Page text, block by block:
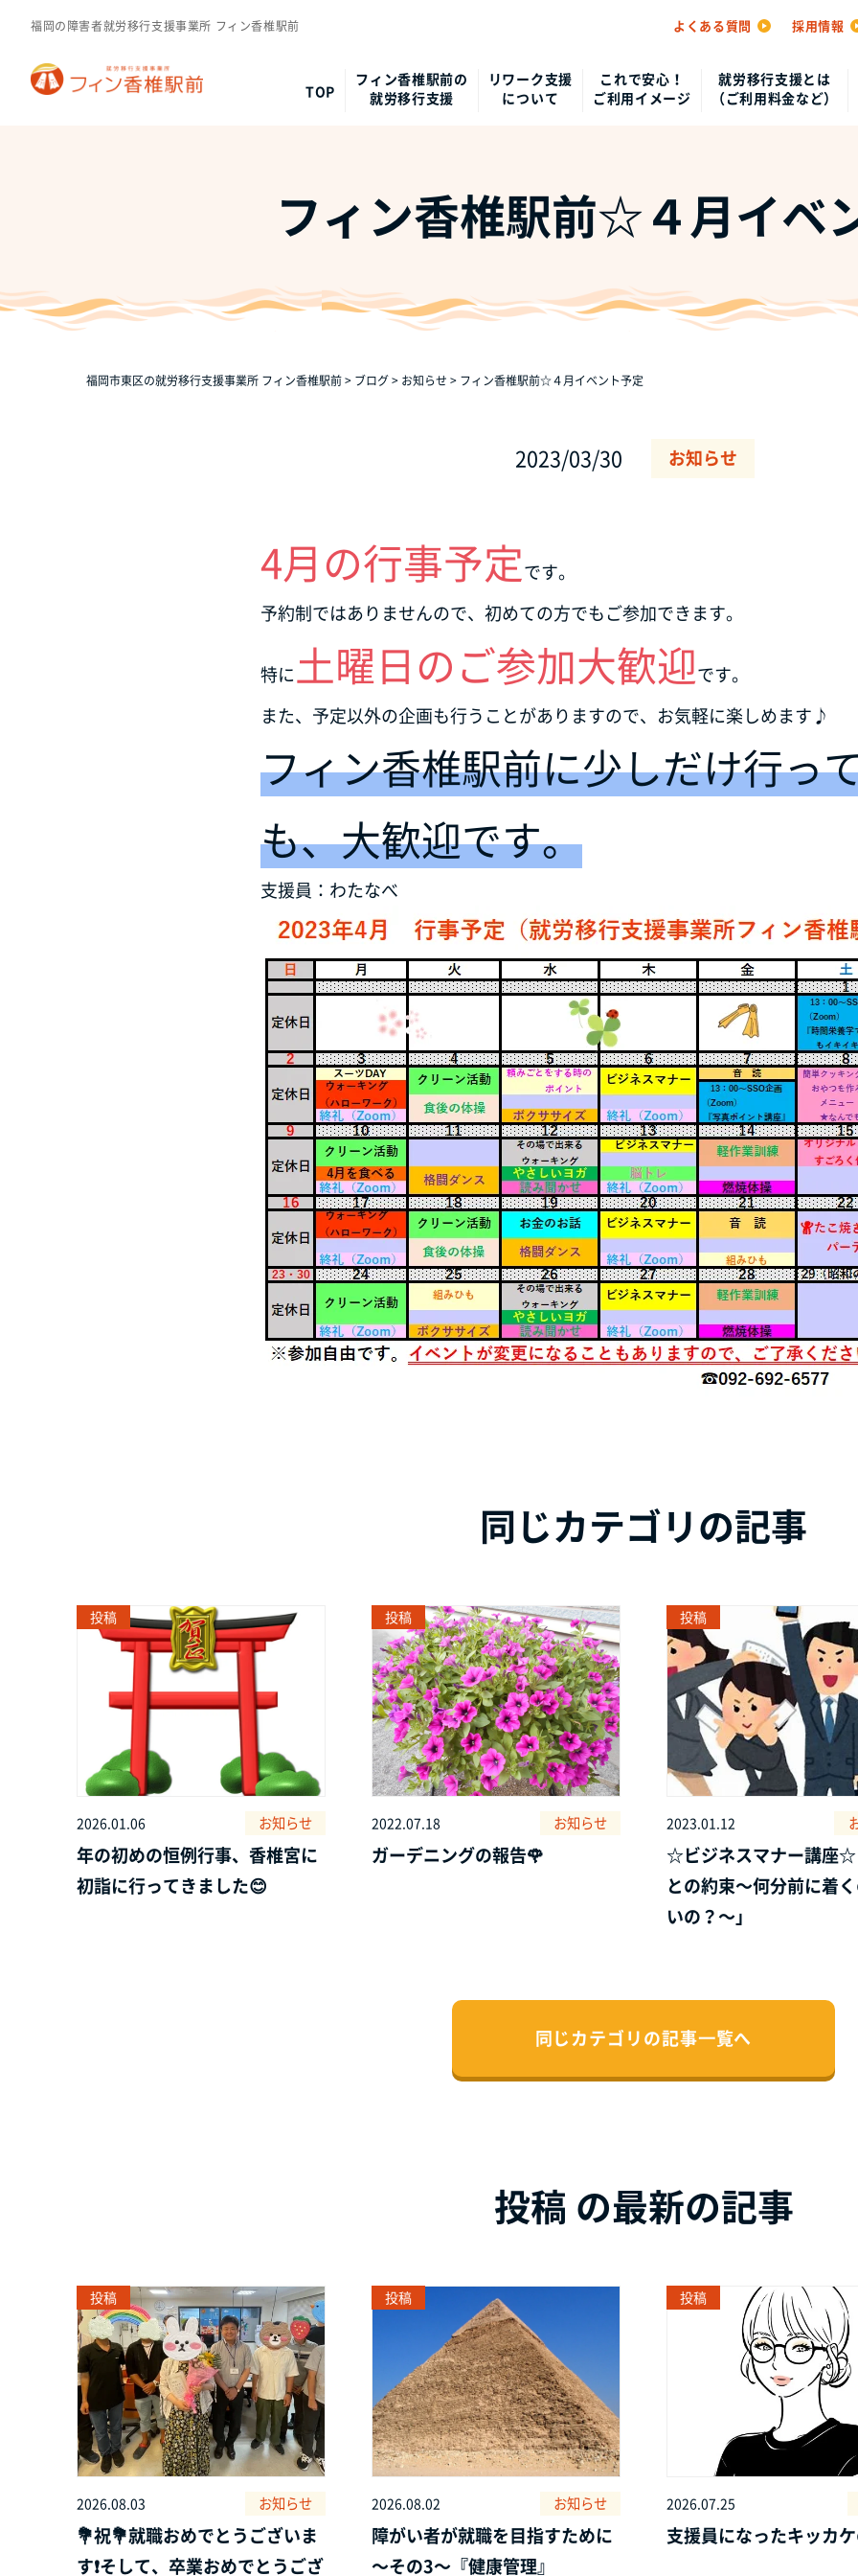
福岡の障害者就労移行支援事業所 フィン香椎駅前 よくある質問 採用情報
TOP
フィン香椎駅前の
就労移行支援
リワーク支援
について
これで安心！
ご利用イメージ
就労移行支援とは
（ご利用料金など）
フィン香椎駅前☆４月イベ
福岡市東区の就労移行支援事業所 フィン香椎駅前> ブログ> お知らせ > フィン香椎駅前☆４月イベント予定
2023/03/30 お知らせ
4月の行事予定です。
予約制ではありませんので、初めての方でもご参加できます。
特に土曜日のご参加大歓迎です。
また、予定以外の企画も行うことがありますので、お気軽に楽しめます♪
フィン香椎駅前に少しだけ行っ
も、大歓迎です。
支援員：わたなべ
同じカテゴリの記事
投稿
2026.01.06 お知らせ
年の初めの恒例行事、香椎宮に
初詣に行ってきました😊
投稿
2022.07.18 お知らせ
ガーデニングの報告🌹
投稿
2023.01.12
☆ビジネスマナー講座☆
との約束～何分前に着
いの？～」
同じカテゴリの記事⼀覧へ
投稿 の最新の記事
投稿
2026.08.03 お知らせ
💐祝💐就職おめでとうございま
す❗そして、卒業おめでとうござ
投稿
2026.08.02 お知らせ
障がい者が就職を目指すために
～その3～『健康管理』
投稿
2026.07.25
支援員になったキッカ